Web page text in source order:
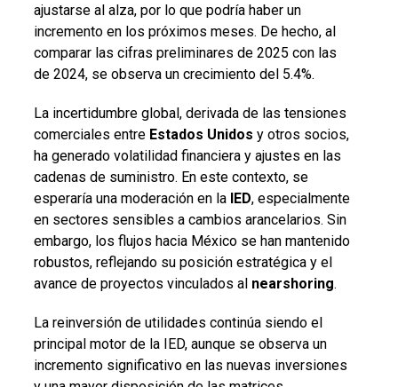
ajustarse al alza, por lo que podría haber un
incremento en los próximos meses. De hecho, al
comparar las cifras preliminares de 2025 con las
de 2024, se observa un crecimiento del 5.4%.
La incertidumbre global, derivada de las tensiones
comerciales entre Estados Unidos y otros socios,
ha generado volatilidad financiera y ajustes en las
cadenas de suministro. En este contexto, se
esperaría una moderación en la IED, especialmente
en sectores sensibles a cambios arancelarios. Sin
embargo, los flujos hacia México se han mantenido
robustos, reflejando su posición estratégica y el
avance de proyectos vinculados al nearshoring.
La reinversión de utilidades continúa siendo el
principal motor de la IED, aunque se observa un
incremento significativo en las nuevas inversiones